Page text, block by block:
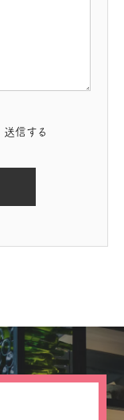
信する